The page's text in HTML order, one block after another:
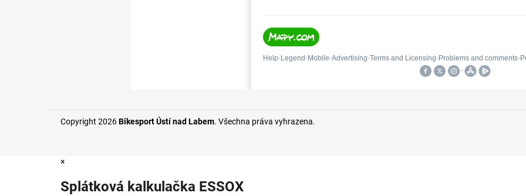
Copyright 2026Bikesport Ústí nad Labem. Všechna práva vyhrazena.
×
Splátková kalkulačka ESSOX